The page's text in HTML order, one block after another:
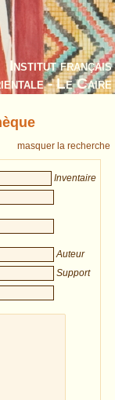
Institut français
- Le Caire
masquer la recherche
Inventaire
Auteur
Support